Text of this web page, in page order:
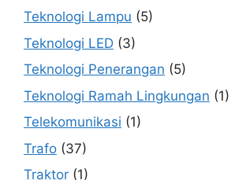
Teknologi Lampu (5)
Teknologi LED (3)
Teknologi Penerangan (5)
Teknologi Ramah Lingkungan (1)
Telekomunikasi (1)
Trafo (37)
Traktor (1)